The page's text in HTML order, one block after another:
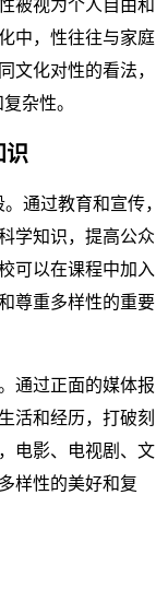
被视为个人自由和
中，性往往与家庭
文化对性的看法，
杂性。
识
通过教育和宣传，
学知识，提高公众
可以在课程中加入
尊重多样性的重要
通过正面的媒体报
活和经历，打破刻
电影、电视剧、文
样性的美好和复